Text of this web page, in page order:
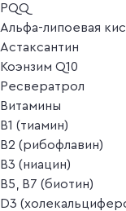
PQQ
Альфа-липоевая
Астаксантин
Коэнзим Q10
Ресвератрол
Витамины
B1 (тиамин)
B2 (рибофлавин)
B3 (ниацин)
B5, B7 (биотин)
D3